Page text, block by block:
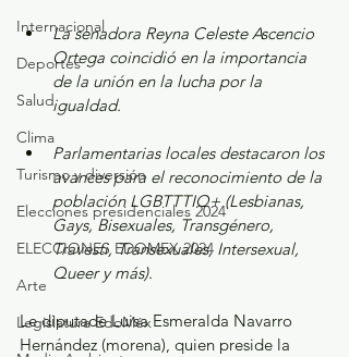
Internacional
Deportes
Salud
Clima
Turismo y diversión
Elecciones presidenciales 2024
ELECCIONES EDOMEX 2024
Arte
Legislatura EdoMéx
La senadora Reyna Celeste Ascencio
Ortega coincidió en la importancia
de la unión en la lucha por la
igualdad.
Parlamentarias locales destacaron los
avances para el reconocimiento de la
población LGBTTTIQ+ (Lesbianas,
Gays, Bisexuales, Transgénero,
Travesti, Transexuales, Intersexual,
Queer y más).
Le diputade Luisa Esmeralda Navarro
Hernández (morena), quien preside la